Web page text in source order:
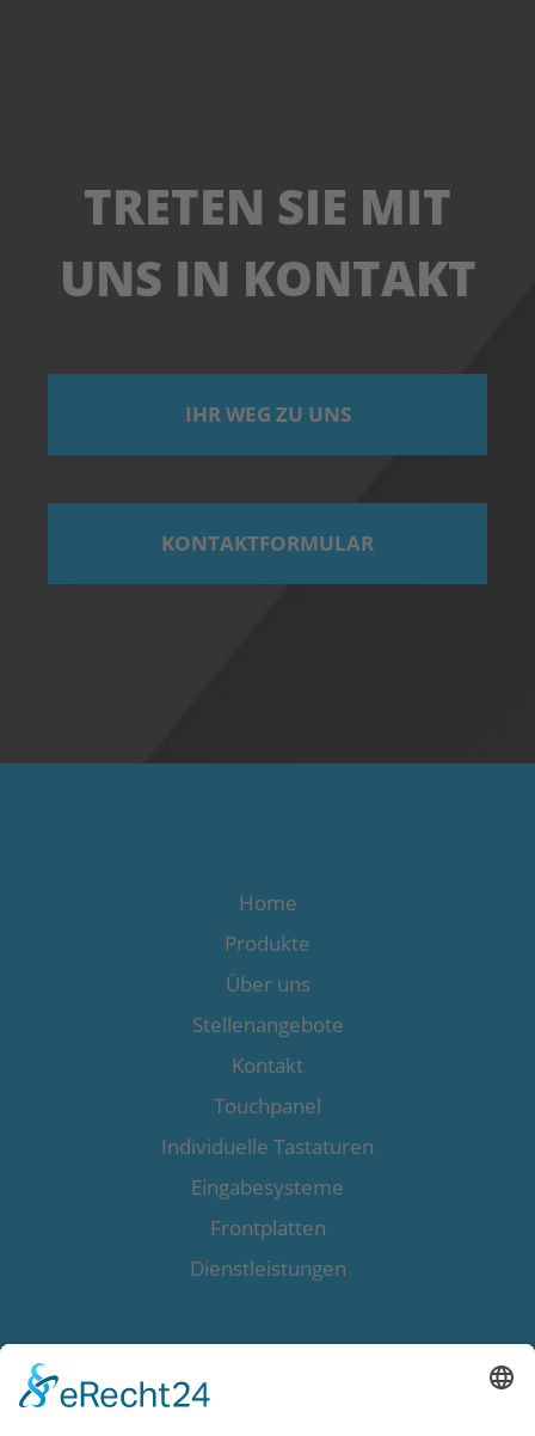
TRETEN SIE MIT
UNS IN KONTAKT
IHR WEG ZU UNS
KONTAKTFORMULAR
Home
Produkte
Über uns
Stellenangebote
Kontakt
Touchpanel
Individuelle Tastaturen
Eingabesysteme
Frontplatten
Dienstleistungen
+49 7261 9713-29